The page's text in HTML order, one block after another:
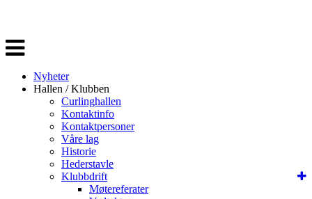
Veksle
navigasjon
Nyheter
Hallen / Klubben
Curlinghallen
Kontaktinfo
Kontaktpersoner
Våre lag
Historie
Hederstavle
Klubbdrift
Møtereferater